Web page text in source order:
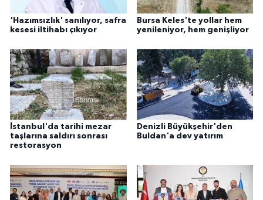
'Hazımsızlık' sanılıyor, safra
kesesi iltihabı çıkıyor
Bursa Keles'te yollar hem
yenileniyor, hem genişliyor
İstanbul'da tarihi mezar
taşlarına saldırı sonrası
restorasyon
Denizli Büyükşehir'den
Buldan'a dev yatırım